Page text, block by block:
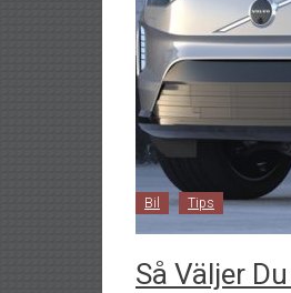
Bil Tips
Så Väljer